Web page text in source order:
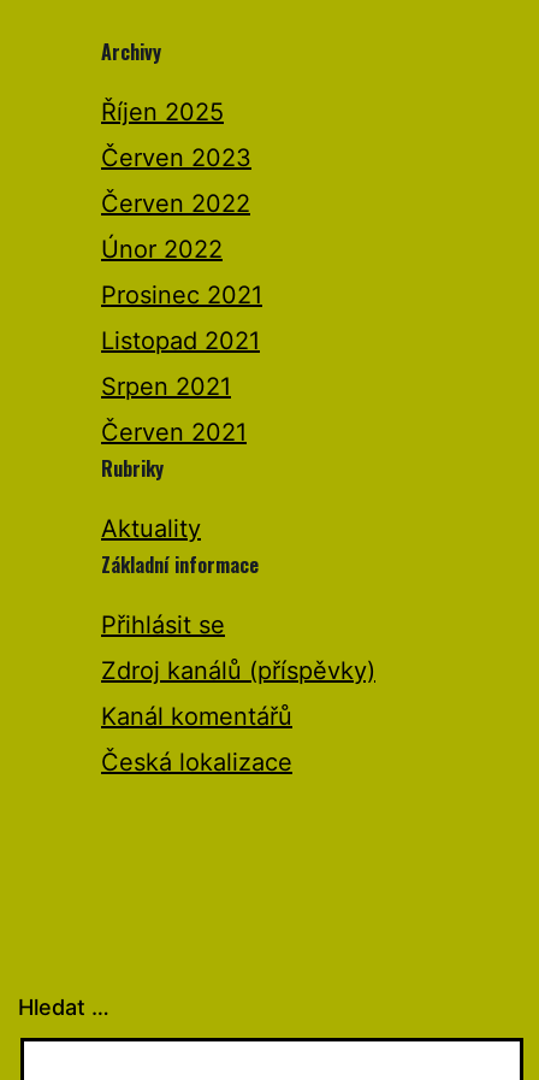
Archivy
Říjen 2025
Červen 2023
Červen 2022
Únor 2022
Prosinec 2021
Listopad 2021
Srpen 2021
Červen 2021
Rubriky
Aktuality
Základní informace
Přihlásit se
Zdroj kanálů (příspěvky)
Kanál komentářů
Česká lokalizace
Hledat …